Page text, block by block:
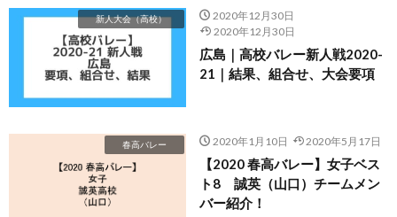
新人大会（高校）
2020年12月30日
2020年12月30日
広島｜高校バレー新人戦2020-
21｜結果、組合せ、大会要項
春高バレー 2020年1月10日 2020年5月17日
【2020 春高バレー】女子ベス
ト8 誠英（山口）チームメン
バー紹介！